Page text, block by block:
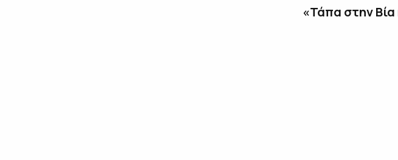
«Τάπα στην Βία
Αργοστόλι,